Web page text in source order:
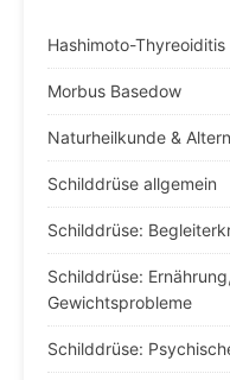
Hashimoto-Thyreoiditis
Morbus Basedow
Naturheilkunde &
Schilddrüse allgemein
Schilddrüse:
Schilddrüse:
Gewichtsprobleme
Schilddrüse: